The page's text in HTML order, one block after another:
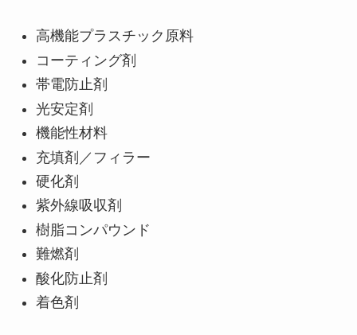
高機能プラスチック原料
コーティング剤
帯電防止剤
光安定剤
機能性材料
充填剤／フィラー
硬化剤
紫外線吸収剤
樹脂コンパウンド
難燃剤
酸化防止剤
着色剤